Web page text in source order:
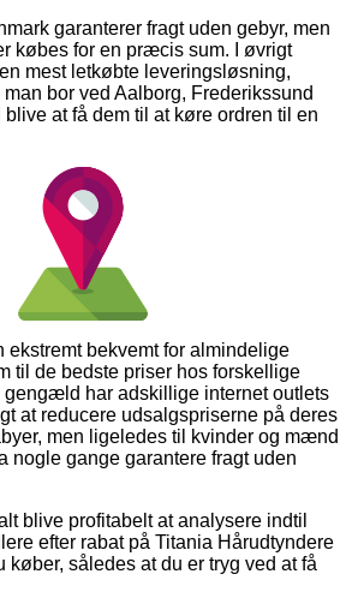
garanterer fragt uden gebyr, men
købes for en præcis sum. I øvrigt
mest letkøbte leveringsløsning,
bor ved Aalborg, Frederikssund
at få dem til at køre ordren til en
ekstremt bekvemt for almindelige
til de bedste priser hos forskellige
gengæld har adskillige internet outlets
at reducere udsalgspriserne på deres
men ligeledes til kvinder og mænd
nogle gange garantere fragt uden
blive profitabelt at analysere indtil
efter rabat på Titania Hårudtyndere
køber, således at du er tryg ved at få